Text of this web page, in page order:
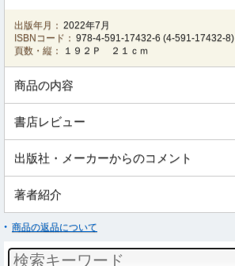
出版年月： 2022年7月
ISBNコード： 978-4-591-17432-6 (4-591-17432-8)
頁数・縦：
１９２Ｐ ２１ｃｍ
商品の内容
書店レビュー
出版社・メーカーからのコメント
著者紹介
商品の返品について